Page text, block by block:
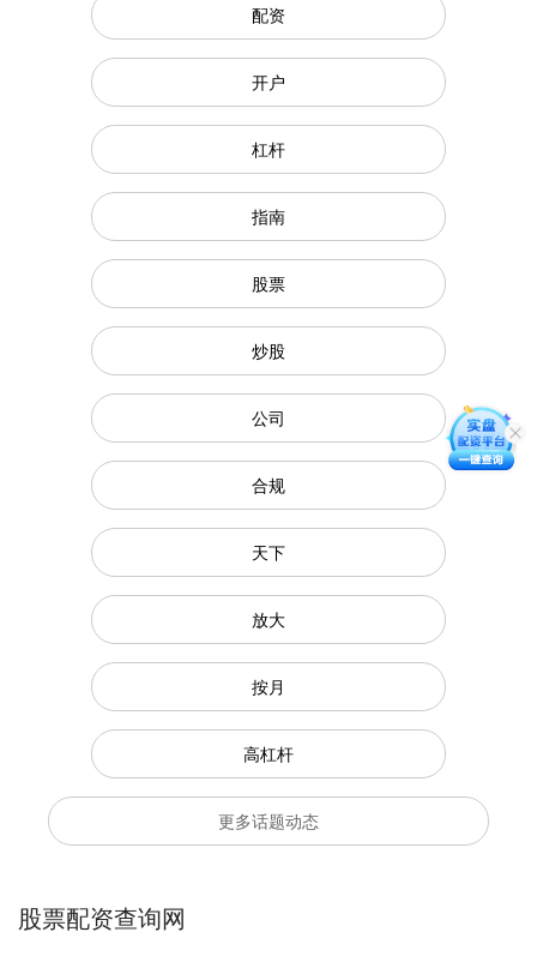
配资
开户
杠杆
指南
股票
炒股
公司
合规
天下
放大
按月
高杠杆
更多话题动态
股票配资查询网